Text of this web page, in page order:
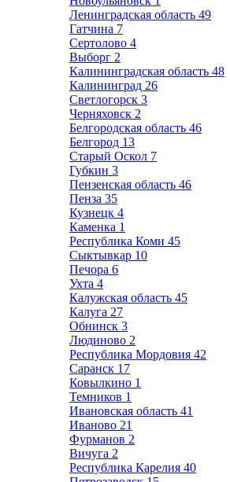
Ленинградская область 49
Гатчина 7
Сертолово 4
Выборг 2
Калининградская область 48
Калининград 26
Светлогорск 3
Черняховск 2
Белгородская область 46
Белгород 13
Старый Оскол 7
Губкин 3
Пензенская область 46
Пенза 35
Кузнецк 4
Каменка 1
Республика Коми 45
Сыктывкар 10
Печора 6
Ухта 4
Калужская область 45
Калуга 27
Обнинск 3
Людиново 2
Республика Мордовия 42
Саранск 17
Ковылкино 1
Темников 1
Ивановская область 41
Иваново 21
Фурманов 2
Вичуга 2
Республика Карелия 40